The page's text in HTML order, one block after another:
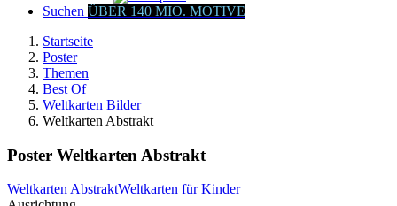
Suchen ÜBER 140 MIO. MOTIVE
Startseite
Poster
Themen
Best Of
Weltkarten Bilder
Weltkarten Abstrakt
Poster Weltkarten Abstrakt
Weltkarten AbstraktWeltkarten für Kinder